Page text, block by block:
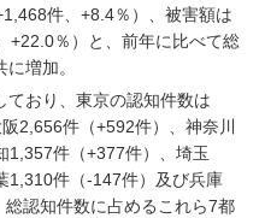
件、+8.4％）、被害額は
+22.0％）と、前年に比べて総
増加。
ており、東京の認知件数は
2,656件（+592件）、神奈川
1,357件（+377件）、埼玉
1,310件（-147件）及び兵庫
認知件数に占めるこれら7都